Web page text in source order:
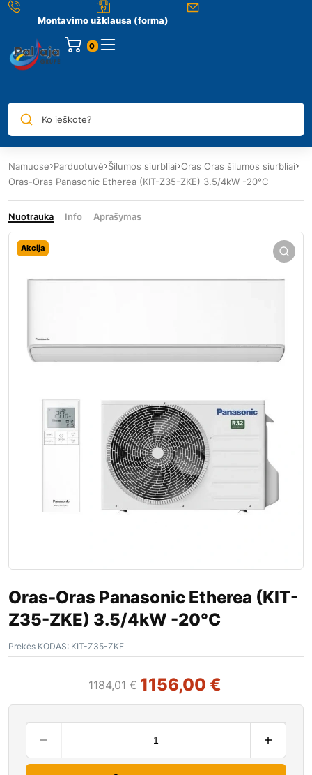
Montavimo užklausa (forma)
0
Ko ieškote?
Namuose Parduotuvė Šilumos siurbliai Oras Oras šilumos siurbliai
Oras-Oras Panasonic Etherea (KIT-Z35-ZKE) 3.5/4kW -20°C
Nuotrauka Info Aprašymas
Akcija
Oras-Oras Panasonic Etherea (KIT-
Z35-ZKE) 3.5/4kW -20°C
Prekės KODAS: KIT-Z35-ZKE
1184,01€ 1156,00 €